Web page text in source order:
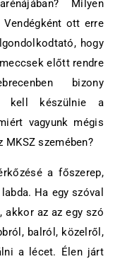
Milyen
ott erre
hogy
előtt rendre
bizony
kell készülnie a
vagyunk mégis
MKSZ szemében?
a főszerep,
Ha egy szóval
akkor az az egy szó
balról, közelről,
a lécet. Élen járt